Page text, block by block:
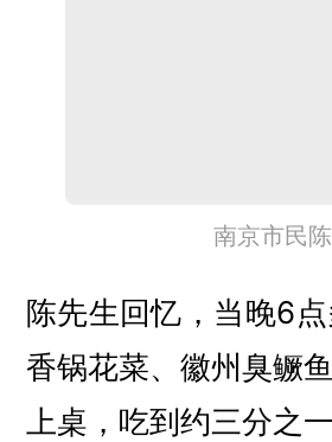
南京市民
陈先生回忆，当晚6
香锅花菜、徽州臭鳜
上桌，吃到约三分之